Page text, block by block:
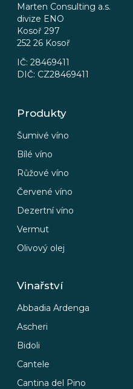
Marten Consulting a.s.
divize ENO
Kosoř 297
252 26 Kosoř
IČ: 28469411
DIČ: CZ28469411
Produkty
Šumivé víno
Bílé víno
Růžové víno
Červené víno
Dezertní víno
Vermut
Olivový olej
Vinařství
Abbadia Ardenga
Ascheri
Bidoli
Cantele
Cantina del Pino